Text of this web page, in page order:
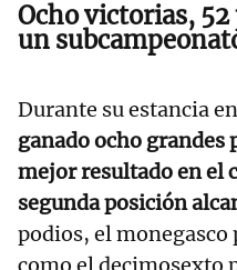
Ocho victorias,
un
Durante su estancia
ganado ocho grandes
mejor resultado en el
segunda posición
podios, el monegasco